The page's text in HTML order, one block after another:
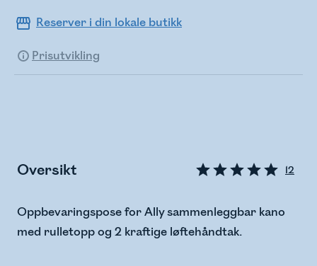
Reserver i din lokale butikk
Prisutvikling
Oversikt 12
Oppbevaringspose for Ally sammenleggbar kano
med rulletopp og 2 kraftige løftehåndtak.